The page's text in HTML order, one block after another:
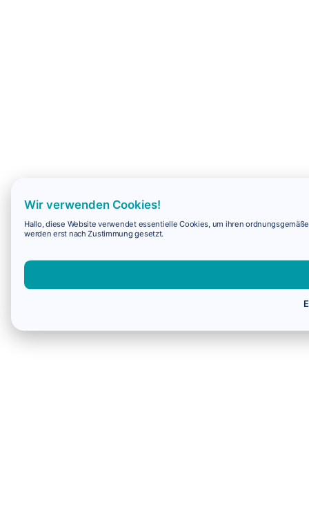
Wir verwenden Cookies!
Hallo, diese Website verwendet essentielle Cookies, um ihren
werden erst nach Zustimmung gesetzt.